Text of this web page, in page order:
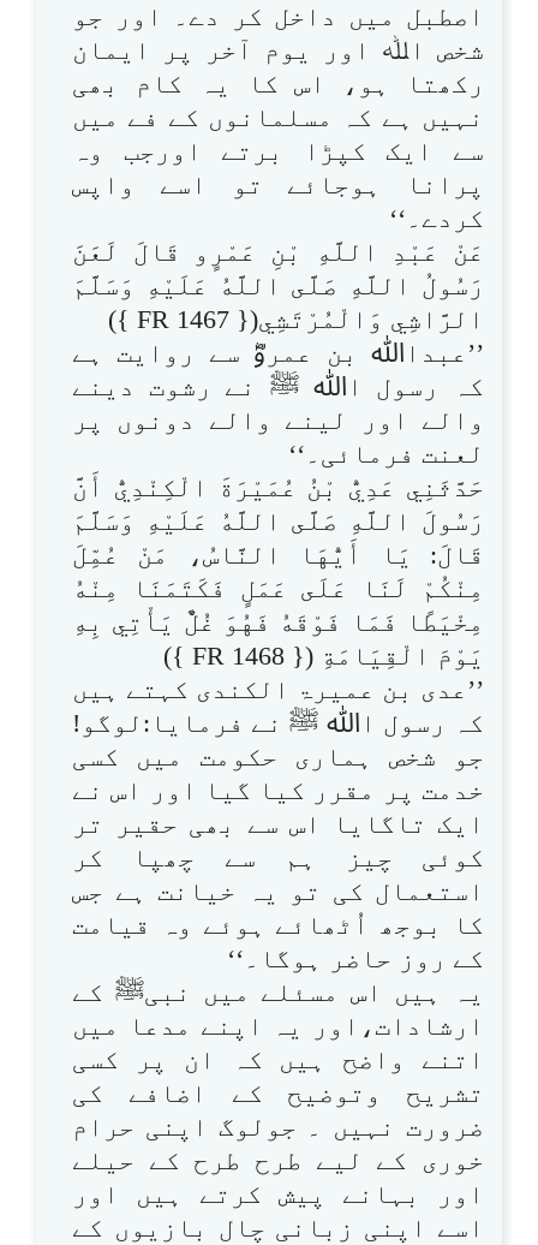
اصطبل میں داخل کر دے۔ اور جو
شخص اﷲ اور یوم آخر پر ایمان
رکھتا ہو، اس کا یہ کام بھی
نہیں ہے کہ مسلمانوں کے فے میں
سے ایک کپڑا برتے اورجب وہ
پرانا ہوجائے تو اسے واپس
کردے۔‘‘
عَنْ عَبْدِ اللَّهِ بْنِ عَمْرٍو قَالَ لَعَنَ
رَسُولُ اللَّهِ صَلَّى اللَّهُ عَلَيْهِ وَسَلَّمَ
الرَّاشِي وَالْمُرْتَشِي({ FR 1467 })
’’عبداﷲ بن عمروؓ سے روایت ہے
کہ رسول اﷲ ﷺ نے رشوت دینے
والے اور لینے والے دونوں پر
لعنت فرمائی۔‘‘
حَدَّثَنِي عَدِيُّ بْنُ عُمَيْرَةَ الْكِنْدِيُّ أَنَّ
رَسُولَ اللَّهِ صَلَّى اللَّهُ عَلَيْهِ وَسَلَّمَ
قَالَ: يَا أَيُّهَا النَّاسُ، مَنْ عُمِّلَ
مِنْكُمْ لَنَا عَلَى عَمَلٍ فَكَتَمَنَا مِنْهُ
مِخْيَطًا فَمَا فَوْقَهُ فَهُوَ غُلٌّ يَأْتِي بِهِ
يَوْمَ الْقِيَامَةِ ({ FR 1468 })
’’عدی بن عمیرۃ الکندی کہتے ہیں
کہ رسول اﷲ ﷺ نے فرمایا:لوگو!
جو شخص ہماری حکومت میں کسی
خدمت پر مقرر کیا گیا اور اس نے
ایک تاگایا اس سے بھی حقیر تر
کوئی چیز ہم سے چھپا کر
استعمال کی تو یہ خیانت ہے جس
کا بوجھ اُٹھائے ہوئے وہ قیامت
کے روز حاضر ہوگا۔‘‘
یہ ہیں اس مسئلے میں نبیﷺ کے
ارشادات،اور یہ اپنے مدعا میں
اتنے واضح ہیں کہ ان پر کسی
تشریح وتوضیح کے اضافے کی
ضرورت نہیں ۔ جولوگ اپنی حرام
خوری کے لیے طرح طرح کے حیلے
اور بہانے پیش کرتے ہیں اور
اسے اپنی زبانی چال بازیوں کے